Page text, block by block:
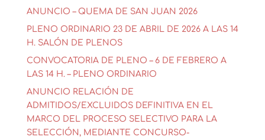
ANUNCIO – QUEMA DE SAN JUAN 2026
PLENO ORDINARIO 23 DE ABRIL DE 2026 A LAS 14
H. SALÓN DE PLENOS
CONVOCATORIA DE PLENO – 6 DE FEBRERO A
LAS 14 H. – PLENO ORDINARIO
ANUNCIO RELACIÓN DE
ADMITIDOS/EXCLUIDOS DEFINITIVA EN EL
MARCO DEL PROCESO SELECTIVO PARA LA
SELECCIÓN, MEDIANTE CONCURSO-